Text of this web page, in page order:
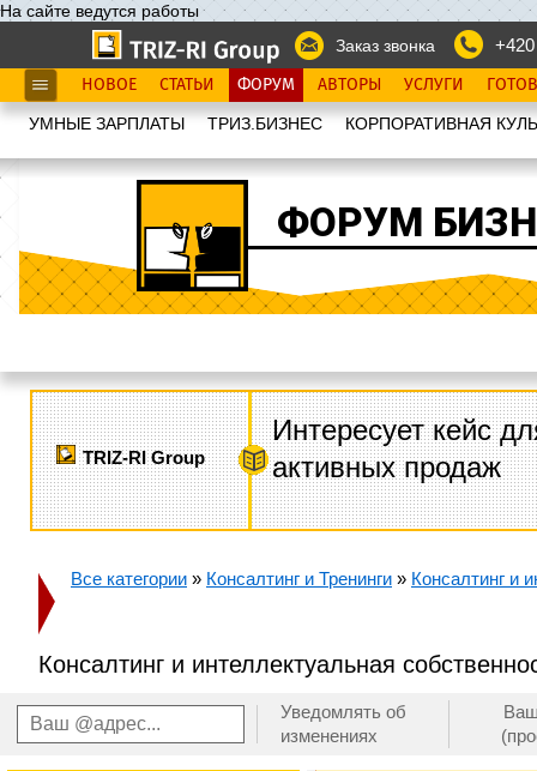
На сайте ведутся работы
Заказ звонка
НОВОЕ СТАТЬИ ФОРУМ АВТОРЫ УСЛУГИ
УМНЫЕ ЗАРПЛАТЫ ТРИЗ.БИЗНЕС КОРПОРАТИВНАЯ
ФОРУМ
TRIZ-RI Group
Интересует кейс
активных продаж
Все категории » Консалтинг и Тренинги » Консалтинг и
Консалтинг и интеллектуальная
Уведомлять об
изменениях